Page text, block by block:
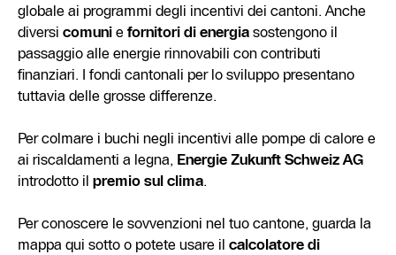
globale ai programmi degli incentivi dei cantoni. Anche
diversicomuni efornitori di energia sostengono il
passaggio alle energie rinnovabili con contributi
finanziari. I fondi cantonali per lo sviluppo presentano
tuttavia delle grosse differenze.
Per colmare i buchi negli incentivi alle pompe di calore e
ai riscaldamenti a legna, Energie Zukunft Schweiz AG
introdotto ilpremio sul clima.
Per conoscere le sovvenzioni nel tuo cantone, guarda la
mappa qui sotto o potete usare ilcalcolatore di